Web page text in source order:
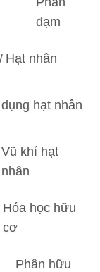
đạm
Hạt nhân
hạt nhân
Vũ khí hạt
nhân
Hóa học hữu
cơ
Phân hữu